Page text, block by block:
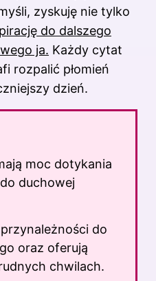
zyskuję nie tylko
do dalszego
ja. Każdy cytat
rozpalić płomień
dzień.
moc dotykania
duchowej
do
oraz oferują
chwilach.